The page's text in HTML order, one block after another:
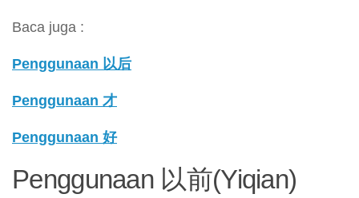
Baca juga :
Penggunaan 以后
Penggunaan 才
Penggunaan 好
Penggunaan 以前(Yiqian)